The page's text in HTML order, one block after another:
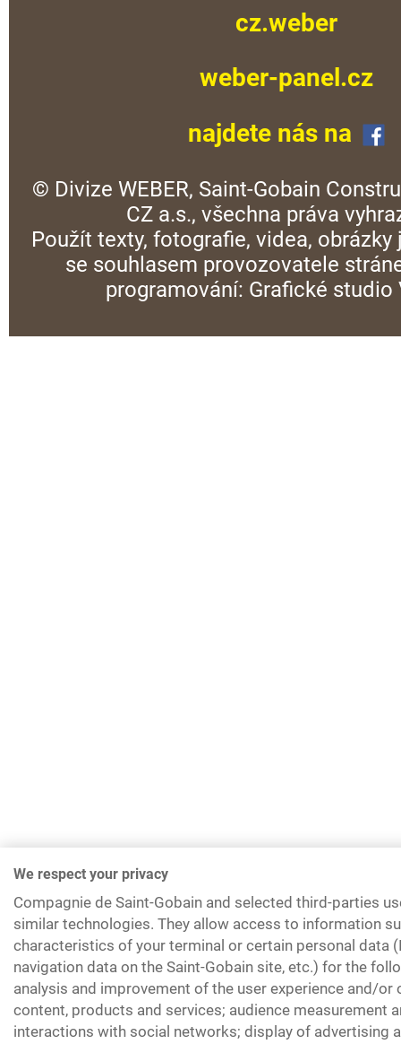
cz.weber
weber-panel.cz
najdete nás na
© Divize WEBER, Saint-Gobain
CZ a.s., všechna práva
Použít texty, fotografie, videa, obrázky
se souhlasem provozovatele
programování: Grafické studio
We respect your privacy
Compagnie de Saint-Gobain and selected third-parties
similar technologies. They allow access to information
characteristics of your terminal or certain personal data
navigation data on the Saint-Gobain site, etc.) for the
analysis and improvement of the user experience and/or
content, products and services; audience measurement
interactions with social networks; display of advertising